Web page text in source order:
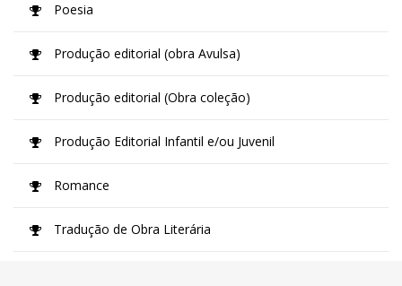
Poesia
Produção editorial (obra Avulsa)
Produção editorial (Obra coleção)
Produção Editorial Infantil e/ou Juvenil
Romance
Tradução de Obra Literária